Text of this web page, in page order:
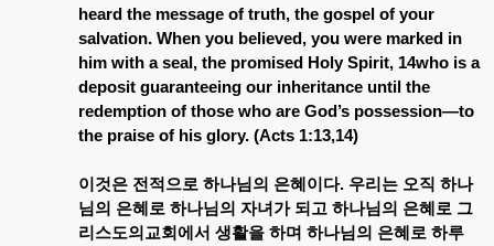
heard the message of truth, the gospel of your
salvation. When you believed, you were marked in
him with a seal, the promised Holy Spirit, 14who is a
deposit guaranteeing our inheritance until the
redemption of those who are God’s possession—to
the praise of his glory. (Acts 1:13,14)
이것은 전적으로 하나님의 은혜이다. 우리는 오직 하나
님의 은혜로 하나님의 자녀가 되고 하나님의 은혜로 그
리스도의교회에서 생활을 하며 하나님의 은혜로 하루